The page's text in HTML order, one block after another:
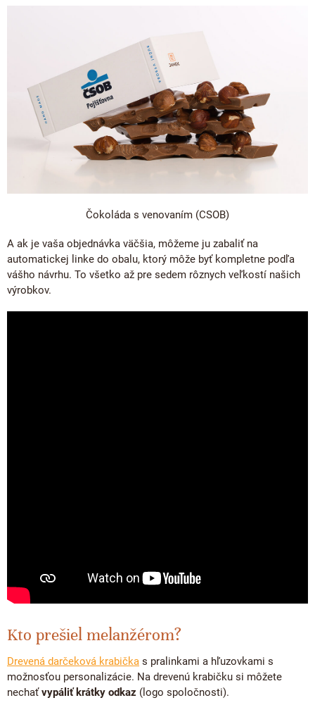
Čokoláda s venovaním (CSOB)
A ak je vaša objednávka väčšia, môžeme ju zabaliť na
automatickej linke do obalu, ktorý môže byť kompletne podľa
vášho návrhu. To všetko až pre sedem rôznych veľkostí našich
výrobkov.
Kto prešiel melanžérom?
Drevená darčeková krabička s pralinkami a hľuzovkami s
možnosťou personalizácie. Na drevenú krabičku si môžete
nechaťvypáliť krátky odkaz (logo spoločnosti).